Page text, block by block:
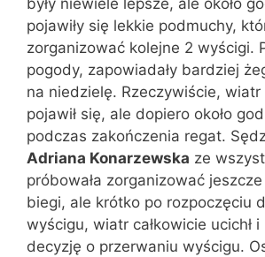
były niewiele lepsze, ale około
pojawiły się lekkie podmuchy,
zorganizować kolejne 2 wyścigi.
pogody, zapowiadały bardziej
na niedzielę. Rzeczywiście, wiatr
pojawił się, ale dopiero około
podczas zakończenia regat.
Adriana Konarzewska ze
próbowała zorganizować jeszcze
biegi, ale krótko po rozpoczęciu
wyścigu, wiatr całkowicie ucichł
decyzję o przerwaniu wyścigu.